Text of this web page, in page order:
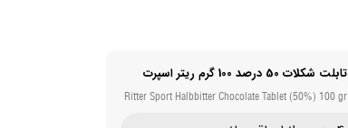
تابلت شکلات 50 درصد 100 گرم ریتر اسپرت
Ritter Sport Halbbitter Chocolate Tablet (50%) 100 gr